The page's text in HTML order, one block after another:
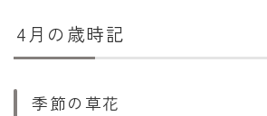
4月の歳時記
季節の草花